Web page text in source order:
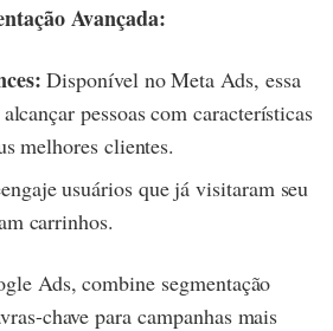
Avançada:
Disponível no Meta Ads, essa
pessoas com características
melhores clientes.
usuários que já visitaram seu
carrinhos.
Ads, combine segmentação
chave para campanhas mais